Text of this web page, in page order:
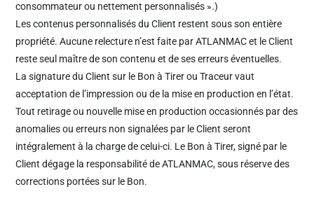
consommateur ou nettement personnalisés ».)
Les contenus personnalisés du Client restent sous son entière
propriété. Aucune relecture n’est faite par ATLANMAC et le Client
reste seul maître de son contenu et de ses erreurs éventuelles.
La signature du Client sur le Bon à Tirer ou Traceur vaut
acceptation de l’impression ou de la mise en production en l’état.
Tout retirage ou nouvelle mise en production occasionnés par des
anomalies ou erreurs non signalées par le Client seront
intégralement à la charge de celui-ci. Le Bon à Tirer, signé par le
Client dégage la responsabilité de ATLANMAC, sous réserve des
corrections portées sur le Bon.